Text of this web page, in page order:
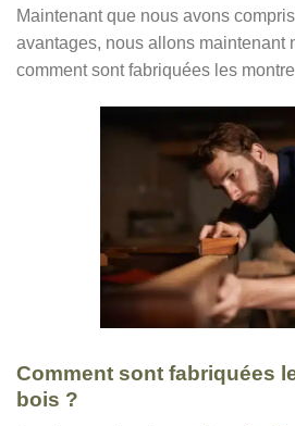
Maintenant que nous avons
avantages, nous allons maintenant
comment sont fabriquées les
Comment sont fabriquées
bois ?